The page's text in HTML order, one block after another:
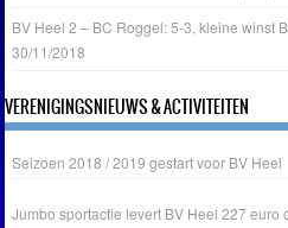
BV Heel 2 – BC Roggel: 5-3, kleine winst
30/11/2018
VERENIGINGSNIEUWS & ACTIVITEITEN
Seizoen 2018 / 2019 gestart voor BV Heel
Jumbo sportactie levert BV Heel 227 euro